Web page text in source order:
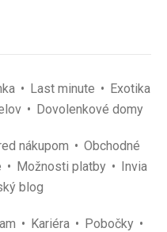
Last minute
Exotika
Dovolenkové domy
nákupom
Obchodné
Možnosti platby
Invia
blog
Kariéra
Pobočky